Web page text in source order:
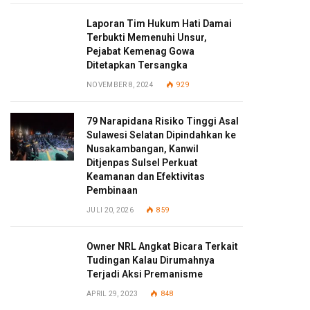
Laporan Tim Hukum Hati Damai
Terbukti Memenuhi Unsur,
Pejabat Kemenag Gowa
Ditetapkan Tersangka
NOVEMBER 8, 2024 929
79 Narapidana Risiko Tinggi Asal
Sulawesi Selatan Dipindahkan ke
Nusakambangan, Kanwil
Ditjenpas Sulsel Perkuat
Keamanan dan Efektivitas
Pembinaan
JULI 20, 2026 859
Owner NRL Angkat Bicara Terkait
Tudingan Kalau Dirumahnya
Terjadi Aksi Premanisme
APRIL 29, 2023 848